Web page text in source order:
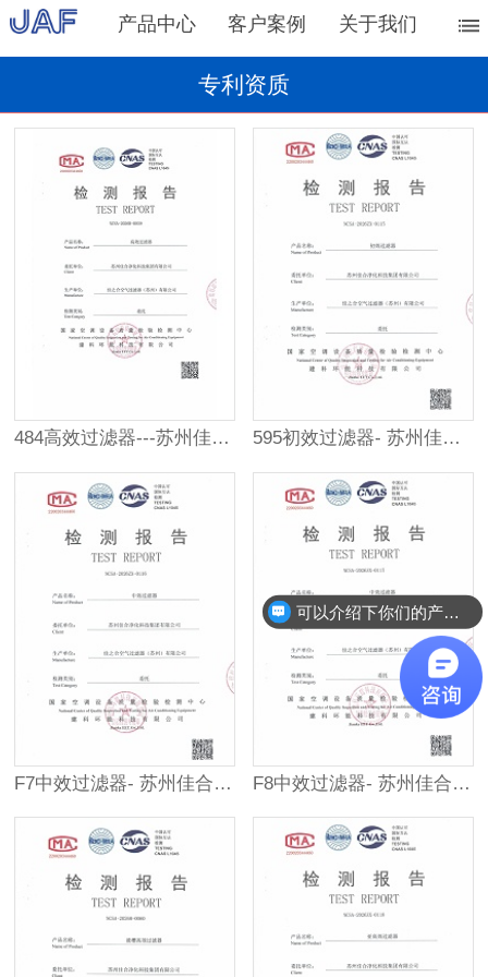
产品中心 客户案例 关于我们
专利资质
484高效过滤器---苏州佳合第三方检测报告 595初效过滤器- 苏州佳合第三方检测报告
F7中效过滤器- 苏州佳合第三方检测报告 F8中效过滤器- 苏州佳合第三方检测报告
可以介绍下你们的产品么？